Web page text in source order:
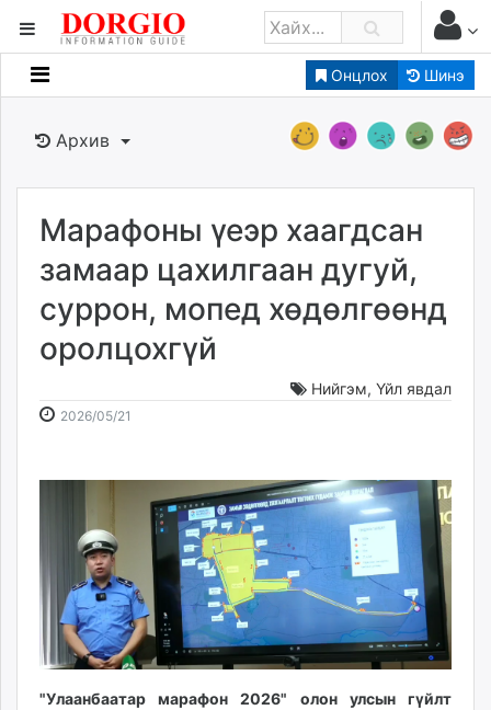
Онцлох Шинэ
Мэдээллийн
Банк санхүү
Бизнес ААН
Төрийн
Нийслэлийн
dorgio.mn
Gogo.mn
caak.mn
news.mn
zindaa.mn
tovch.mn
mnb.mn
Livetv.mn
Eguur.mn
24tsag.mn
shuud.mn
eagle.mn
ergelt.mn
Архив
Марафоны үеэр хаагдсан
замаар цахилгаан дугуй,
суррон, мопед хөдөлгөөнд
оролцохгүй
Нийгэм, Үйл явдал
2026/05/21
15:44:12
14:23:01
"Улаанбаатар марафон 2026" олон улсын гүйлт